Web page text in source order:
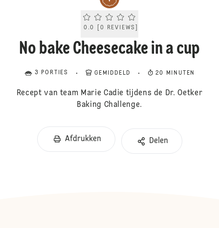
Current rating 0.0. Click to rate.
0.0 [0 REVIEWS
No bake Cheesecake in a cup
3 PORTIES GEMIDDELD 20 MINUTEN
Recept van team Marie Cadie tijdens de Dr. Oetker
Baking Challenge.
Afdrukken Delen